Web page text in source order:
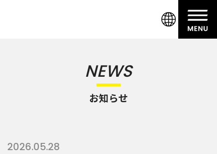
NEWS
お知らせ
2026.05.28